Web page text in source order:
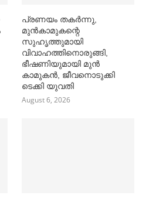
പ്രണയം തകര്‍ന്നു,
മുൻകാമുകന്റെ
സുഹൃത്തുമായി
വിവാഹത്തിനൊരുങ്ങി,
ഭീഷണിയുമായി മുൻ
കാമുകൻ, ജീവനൊടുക്കി
ടെക്കി യുവതി
August 6, 2026